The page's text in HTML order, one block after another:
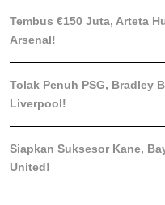
Tembus €150 Juta, Arteta
Arsenal!
Tolak Penuh PSG, Bradley
Liverpool!
Siapkan Suksesor Kane,
United!